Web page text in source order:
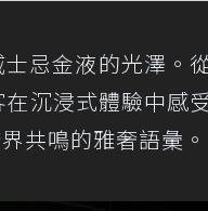
士忌金液的光澤。
沉浸式體驗中感
共鳴的雅奢語彙。